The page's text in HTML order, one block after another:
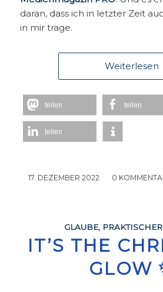
daran, dass ich in letzter Zeit
in mir trage.
Weiterlesen
teilen teilen
teilen
17. DEZEMBER 2022
/ 0 /
GLAUBE,
IT’S THE
GLOW